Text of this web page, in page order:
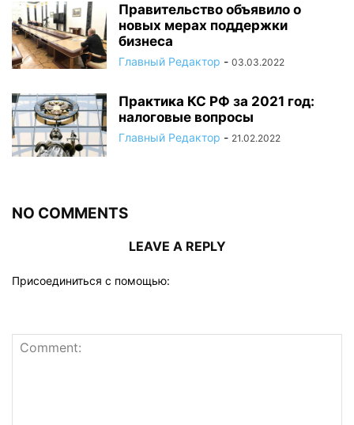
Правительство объявило о
новых мерах поддержки
бизнеса
Главный Редактор - 03.03.2022
Практика КС РФ за 2021 год:
налоговые вопросы
Главный Редактор - 21.02.2022
NO COMMENTS
LEAVE A REPLY
Присоединиться с помощью: